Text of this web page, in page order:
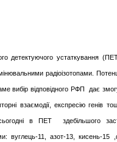
детектуючого устаткування
радіоізотопами.
вибір відповідного РФП дає
взаємодії, експресію генів
в ПЕТ здебільшого
вуглець-11, азот-13, кисень-